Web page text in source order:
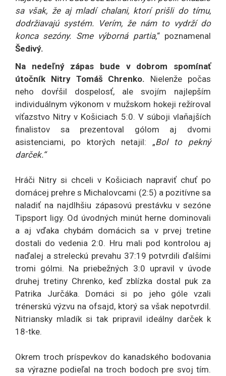
sa však, že aj mladí chalani, ktorí prišli do tímu,
dodržiavajú systém. Verím, že nám to vydrží do
konca sezóny. Sme výborná partia,“ poznamenal
Šedivý.
Na nedeľný zápas bude v dobrom spomínať
útočník Nitry Tomáš Chrenko. Nielenže počas
neho dovŕšil dospelosť, ale svojím najlepším
individuálnym výkonom v mužskom hokeji režíroval
víťazstvo Nitry v Košiciach 5:0. V súboji vlaňajších
finalistov sa prezentoval gólom aj dvomi
asistenciami, po ktorých netajil: „Bol to pekný
darček.“
Hráči Nitry si chceli v Košiciach napraviť chuť po
domácej prehre s Michalovcami (2:5) a pozitívne sa
naladiť na najdlhšiu zápasovú prestávku v sezóne
Tipsport ligy. Od úvodných minút herne dominovali
a aj vďaka chybám domácich sa v prvej tretine
dostali do vedenia 2:0. Hru mali pod kontrolou aj
naďalej a streleckú prevahu 37:19 potvrdili ďalšími
tromi gólmi. Na priebežných 3:0 upravil v úvode
druhej tretiny Chrenko, keď zblízka dostal puk za
Patrika Jurčáka. Domáci si po jeho góle vzali
trénerskú výzvu na ofsajd, ktorý sa však nepotvrdil.
Nitriansky mladík si tak pripravil ideálny darček k
18-tke.
Okrem troch príspevkov do kanadského bodovania
sa výrazne podieľal na troch bodoch pre svoj tím.